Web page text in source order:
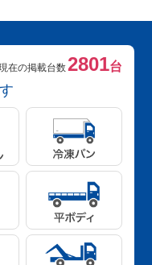
在の掲載台数2801台